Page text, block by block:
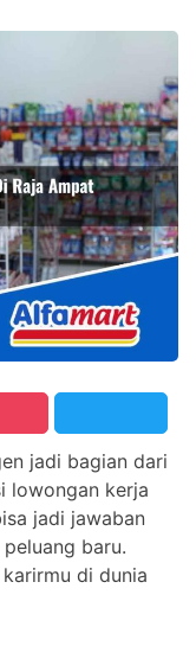
jadi bagian dari
lowongan kerja
jadi jawaban
baru.
di dunia